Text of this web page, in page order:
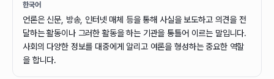
한국어
언론은 신문, 방송, 인터넷 매체 등을 통해 사실을 보도하고 의견을 전
달하는 활동이나 그러한 활동을 하는 기관을 통틀어 이르는 말입니다.
사회의 다양한 정보를 대중에게 알리고 여론을 형성하는 중요한 역할
을 합니다.